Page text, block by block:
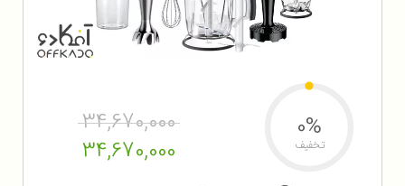
34,670,000
34,670,000
0%
تخفیف